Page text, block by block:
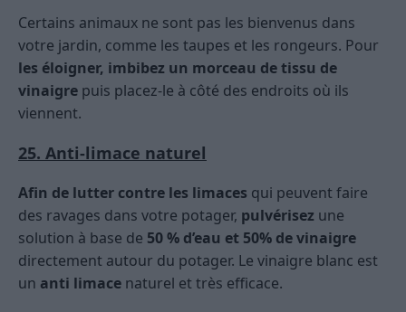
Certains animaux ne sont pas les bienvenus dans
votre jardin, comme les taupes et les rongeurs. Pour
les éloigner, imbibez un morceau de tissu de
vinaigre puis placez-le à côté des endroits où ils
viennent.
25. Anti-limace naturel
Afin de lutter contre les limaces qui peuvent faire
des ravages dans votre potager, pulvérisez une
solution à base de 50 % d’eau et 50% de vinaigre
directement autour du potager. Le vinaigre blanc est
un anti limace naturel et très efficace.